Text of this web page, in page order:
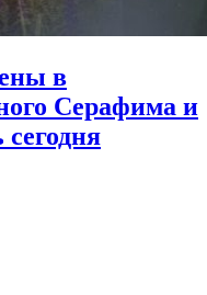
в
Серафима и